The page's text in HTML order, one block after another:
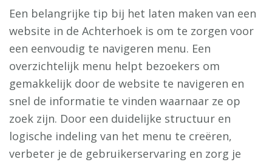
Een belangrijke tip bij het laten maken van een
website in de Achterhoek is om te zorgen voor
een eenvoudig te navigeren menu. Een
overzichtelijk menu helpt bezoekers om
gemakkelijk door de website te navigeren en
snel de informatie te vinden waarnaar ze op
zoek zijn. Door een duidelijke structuur en
logische indeling van het menu te creëren,
verbeter je de gebruikerservaring en zorg je